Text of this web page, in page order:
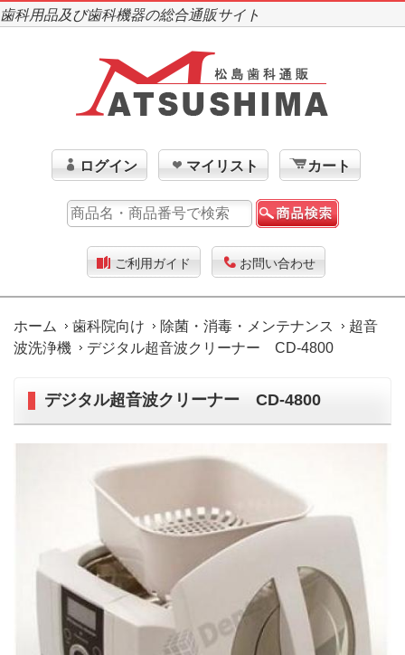
歯科用品及び歯科機器の総合通販サイト
ログイン マイリスト カート
ご利用ガイド お問い合わせ
ホーム 歯科院向け 除菌・消毒・メンテナンス
超音
波洗浄機
デジタル超音波クリーナー CD-4800
デジタル超音波クリーナー CD-4800